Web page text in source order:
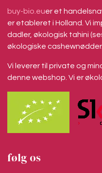
buy-bio.euer et
er etableret i Holland. Vi
dadler, økologisk tahini
økologiske cashewnødder.
Vi leverer til private og
denne webshop. Vi er
følg os